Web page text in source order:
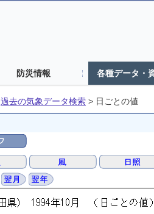
防災情報 各種データ・
過去の気象データ検索 > 日ごとの値